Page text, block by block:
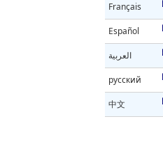
Français
Español
العربية
русский
中文